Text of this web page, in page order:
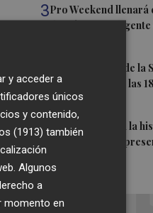
3Pro Weekend
de música
Las semifinales de
de septiembre a las
20 a las 19h
5 Murcia restaura la
Algezares para
y acceder a
únicos
y contenido,
(1913) también
Algunos
a
momento en